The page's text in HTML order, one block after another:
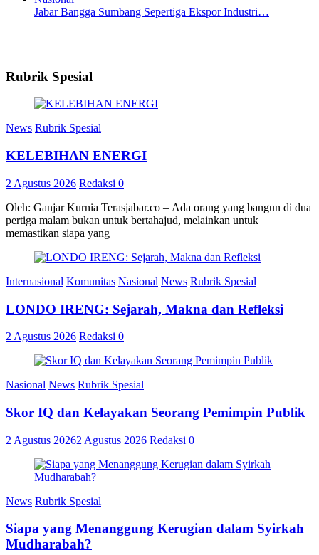
Jabar Bangga Sumbang Sepertiga Ekspor Industri…
Rubrik Spesial
News Rubrik Spesial
KELEBIHAN ENERGI
2 Agustus 2026 Redaksi 0
Oleh: Ganjar Kurnia Terasjabar.co – Ada orang yang bangun di dua
pertiga malam bukan untuk bertahajud, melainkan untuk
memastikan siapa yang
Internasional Komunitas Nasional News Rubrik Spesial
LONDO IRENG: Sejarah, Makna dan Refleksi
2 Agustus 2026 Redaksi 0
Nasional News Rubrik Spesial
Skor IQ dan Kelayakan Seorang Pemimpin Publik
2 Agustus 20262 Agustus 2026 Redaksi 0
News Rubrik Spesial
Siapa yang Menanggung Kerugian dalam Syirkah
Mudharabah?